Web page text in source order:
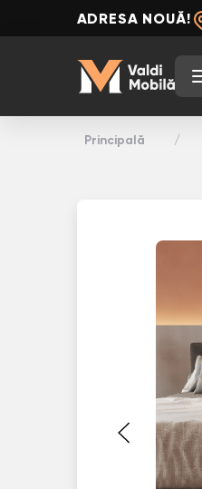
ADRESA NOUĂ!
Principală